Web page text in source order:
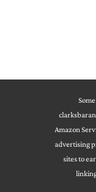
Amazon
advertising
sites to